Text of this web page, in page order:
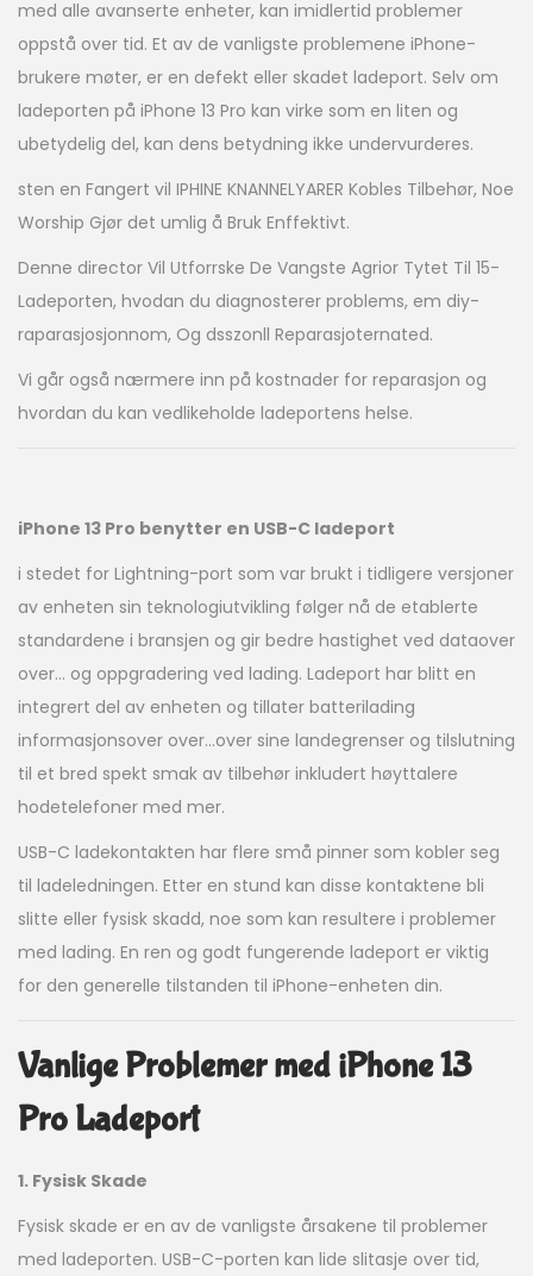
med alle avanserte enheter, kan imidlertid problemer
oppstå over tid. Et av de vanligste problemene iPhone-
brukere møter, er en defekt eller skadet ladeport. Selv om
ladeporten på iPhone 13 Pro kan virke som en liten og
ubetydelig del, kan dens betydning ikke undervurderes.
sten en Fangert vil IPHINE KNANNELYARER Kobles Tilbehør, Noe
Worship Gjør det umlig å Bruk Enffektivt.
Denne director Vil Utforrske De Vangste Agrior Tytet Til 15-
Ladeporten, hvodan du diagnosterer problems, em diy-
raparasjosjonnom, Og dsszonll Reparasjoternated.
Vi går også nærmere inn på kostnader for reparasjon og
hvordan du kan vedlikeholde ladeportens helse.
iPhone 13 Pro benytter en USB-C ladeport
i stedet for Lightning-port som var brukt i tidligere versjoner
av enheten sin teknologiutvikling følger nå de etablerte
standardene i bransjen og gir bedre hastighet ved dataover
over… og oppgradering ved lading. Ladeport har blitt en
integrert del av enheten og tillater batterilading
informasjonsover over…over sine landegrenser og tilslutning
til et bred spekt smak av tilbehør inkludert høyttalere
hodetelefoner med mer.
USB-C ladekontakten har flere små pinner som kobler seg
til ladeledningen. Etter en stund kan disse kontaktene bli
slitte eller fysisk skadd, noe som kan resultere i problemer
med lading. En ren og godt fungerende ladeport er viktig
for den generelle tilstanden til iPhone-enheten din.
Vanlige Problemer med iPhone 13
Pro Ladeport
1. Fysisk Skade
Fysisk skade er en av de vanligste årsakene til problemer
med ladeporten. USB-C-porten kan lide slitasje over tid,